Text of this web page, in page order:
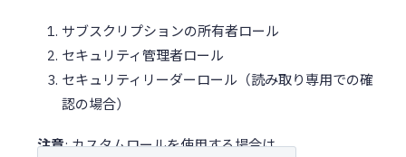
サブスクリプションの所有者ロール
セキュリティ管理者ロール
セキュリティリーダーロール（読み取り専用での確
認の場合）
注意: カスタムロールを使用する場合は、